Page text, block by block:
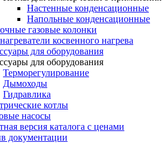
Настенные конденсационные
Напольные конденсационные
газовые колонки
косвенного нагрева
для оборудования
для оборудования
Терморегулирование
Дымоходы
Гидравлика
котлы
насосы
версия каталога с ценами
документации